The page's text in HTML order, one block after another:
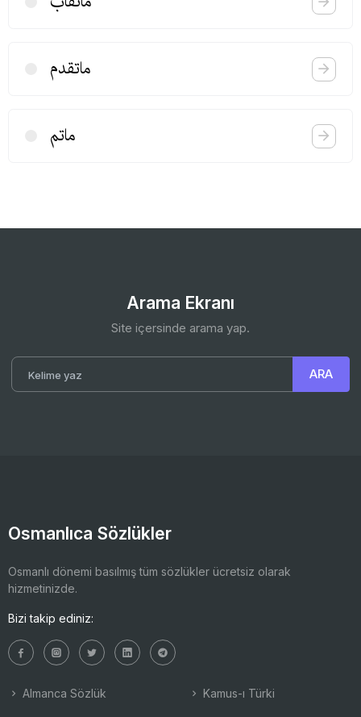
ماتقدم
ماتم
Arama Ekranı
Site içersinde arama yap.
Osmanlıca Sözlükler
Osmanlı dönemi basılmış tüm sözlükler ücretsiz olarak
hizmetinizde.
Bizi takip ediniz:
Almanca Sözlük Kamus-ı Türki